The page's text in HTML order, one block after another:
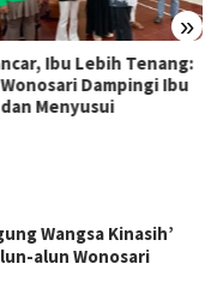
»
Ibu Lebih Tenang:
Wonosari Dampingi Ibu
Menyusui
Wangsa Kinasih’
alun Wonosari